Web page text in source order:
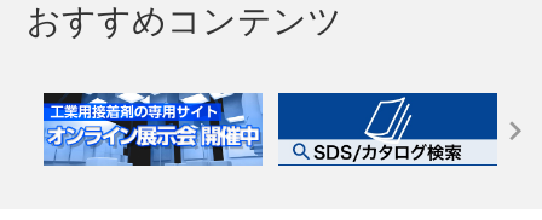
おすすめコンテンツ